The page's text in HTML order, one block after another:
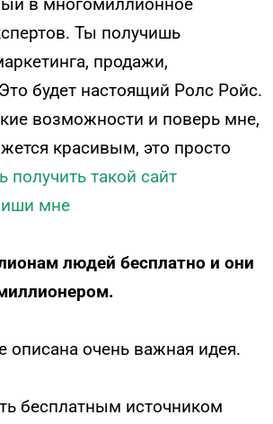
в многомиллионное
Ты получишь
продажи,
будет настоящий Ролс Ройс.
возможности и поверь мне,
красивым, это просто
получить такой сайт
мне
людей бесплатно и они
описана очень важная идея.
бесплатным источником